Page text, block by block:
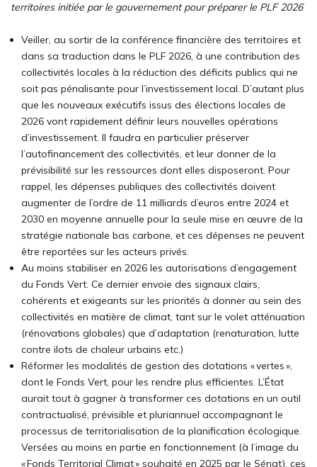
territoires initiée par le gouvernement pour préparer le PLF 2026
Veiller, au sortir de la conférence financière des territoires et
dans sa traduction dans le PLF 2026, à une contribution des
collectivités locales à la réduction des déficits publics qui ne
soit pas pénalisante pour l’investissement local. D’autant plus
que les nouveaux exécutifs issus des élections locales de
2026 vont rapidement définir leurs nouvelles opérations
d’investissement. Il faudra en particulier préserver
l’autofinancement des collectivités, et leur donner de la
prévisibilité sur les ressources dont elles disposeront. Pour
rappel, les dépenses publiques des collectivités doivent
augmenter de l’ordre de 11 milliards d’euros entre 2024 et
2030 en moyenne annuelle pour la seule mise en œuvre de la
stratégie nationale bas carbone, et ces dépenses ne peuvent
être reportées sur les acteurs privés.
Au moins stabiliser en 2026 les autorisations d’engagement
du Fonds Vert. Ce dernier envoie des signaux clairs,
cohérents et exigeants sur les priorités à donner au sein des
collectivités en matière de climat, tant sur le volet atténuation
(rénovations globales) que d’adaptation (renaturation, lutte
contre ilots de chaleur urbains etc.)
Réformer les modalités de gestion des dotations « vertes »,
dont le Fonds Vert, pour les rendre plus efficientes. L’État
aurait tout à gagner à transformer ces dotations en un outil
contractualisé, prévisible et pluriannuel accompagnant le
processus de territorialisation de la planification écologique.
Versées au moins en partie en fonctionnement (à l’image du
« Fonds Territorial Climat » souhaité en 2025 par le Sénat), ces